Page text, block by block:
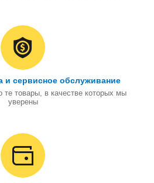
и сервисное обслуживание
те товары, в качестве которых мы
уверены